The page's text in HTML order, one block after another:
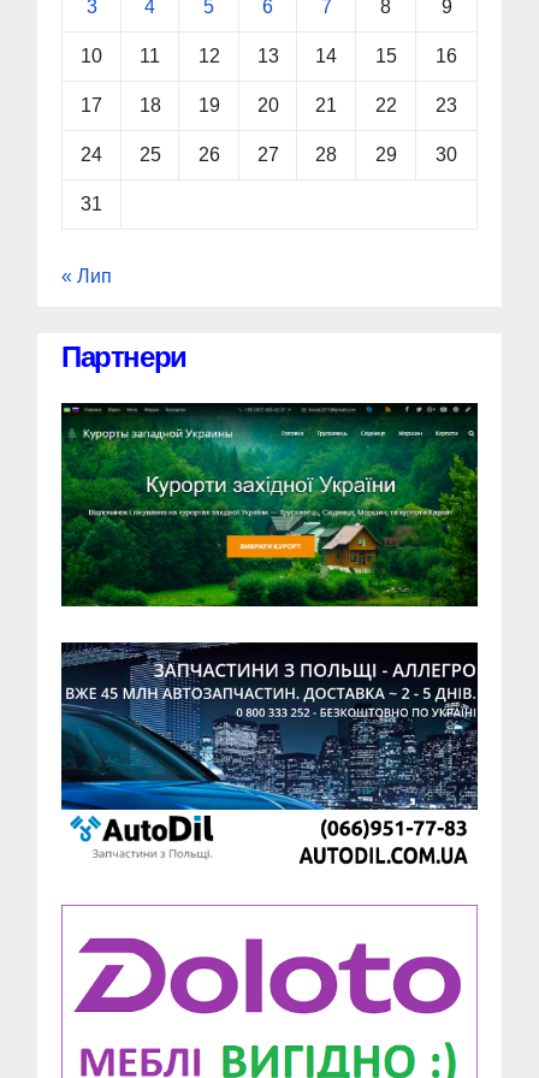
3 4 5 6 7 8 9
10 11 12 13 14 15 16
17 18 19 20 21 22 23
24 25 26 27 28 29 30
31
« Лип
Партнери